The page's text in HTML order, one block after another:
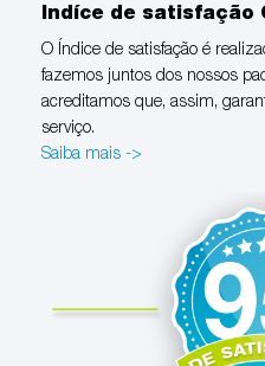
Indíce de satisfação
O Índice de satisfação é
fazemos juntos dos nossos
acreditamos que, assim,
serviço.
Saiba mais ->